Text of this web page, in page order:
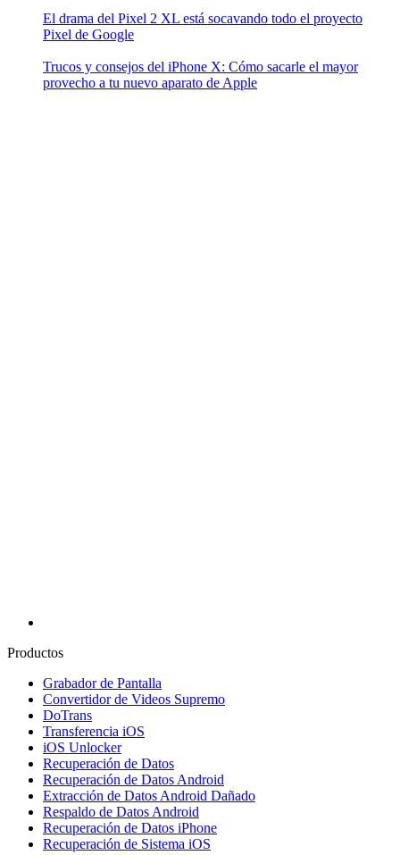
El drama del Pixel 2 XL está socavando todo el proyecto
Pixel de Google
Trucos y consejos del iPhone X: Cómo sacarle el mayor
provecho a tu nuevo aparato de Apple
Productos
Grabador de Pantalla
Convertidor de Videos Supremo
DoTrans
Transferencia iOS
iOS Unlocker
Recuperación de Datos
Recuperación de Datos Android
Extracción de Datos Android Dañado
Respaldo de Datos Android
Recuperación de Datos iPhone
Recuperación de Sistema iOS